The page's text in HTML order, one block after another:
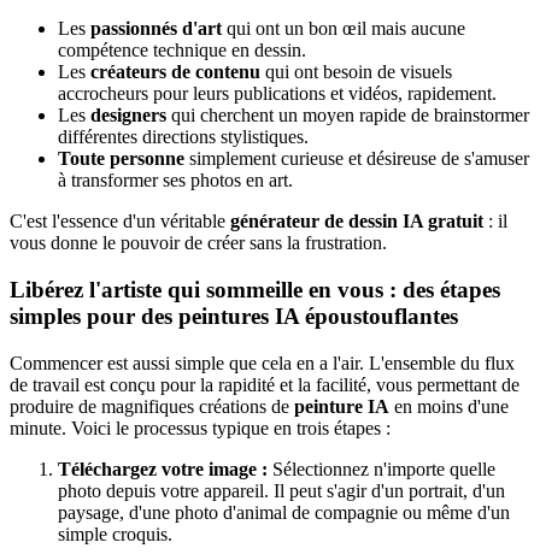
Les passionnés d'art qui ont un bon œil mais aucune
compétence technique en dessin.
Les créateurs de contenu qui ont besoin de visuels
accrocheurs pour leurs publications et vidéos, rapidement.
Les designers qui cherchent un moyen rapide de brainstormer
différentes directions stylistiques.
Toute personne simplement curieuse et désireuse de s'amuser
à transformer ses photos en art.
C'est l'essence d'un véritable générateur de dessin IA gratuit : il
vous donne le pouvoir de créer sans la frustration.
Libérez l'artiste qui sommeille en vous : des étapes
simples pour des peintures IA époustouflantes
Commencer est aussi simple que cela en a l'air. L'ensemble du flux
de travail est conçu pour la rapidité et la facilité, vous permettant de
produire de magnifiques créations de peinture IA en moins d'une
minute. Voici le processus typique en trois étapes :
Téléchargez votre image : Sélectionnez n'importe quelle
photo depuis votre appareil. Il peut s'agir d'un portrait, d'un
paysage, d'une photo d'animal de compagnie ou même d'un
simple croquis.